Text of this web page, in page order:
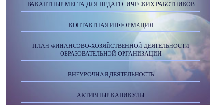
ВАКАНТНЫЕ МЕСТА ДЛЯ ПЕДАГОГИЧЕСКИХ РАБОТНИКОВ
КОНТАКТНАЯ ИНФОРМАЦИЯ
ПЛАН ФИНАНСОВО-ХОЗЯЙСТВЕННОЙ ДЕЯТЕЛЬНОСТИ
ОБРАЗОВАТЕЛЬНОЙ ОРГАНИЗАЦИИ
ВНЕУРОЧНАЯ ДЕЯТЕЛЬНОСТЬ
АКТИВНЫЕ КАНИКУЛЫ